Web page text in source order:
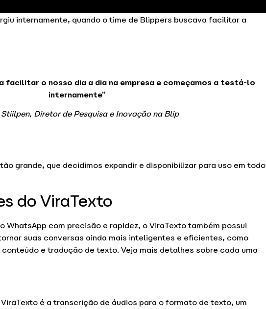
internamente, quando o time de Blippers buscava facilitar a
facilitar o nosso dia a dia na empresa e começamos a testá-lo
internamente”
Diretor de Pesquisa e Inovação na Blip
grande, que decidimos expandir e disponibilizar para uso em todo
do ViraTexto
WhatsApp com precisão e rapidez, o ViraTexto também possui
suas conversas ainda mais inteligentes e eficientes, como
e tradução de texto. Veja mais detalhes sobre cada uma
é a transcrição de áudios para o formato de texto, um